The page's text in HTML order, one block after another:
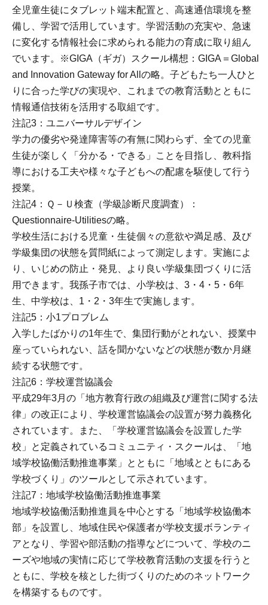
全児童生徒にタブレット端末配置と、高速通信環境を整
備し、学習で活用しています。学習活動の充実や、急速
に変化する情報社会に求められる能力の育成に取り組ん
でいます。※GIGA（ギガ）スクール構想：GIGA＝Global
and Innovation Gateway for Allの略。子どもたち一人ひと
りに合った学びの実現や、これまでの教育活動とともに
情報通信技術を活用する取組です。
注記3：ユニバーサルデザイン
学力の優劣や発達障害等の有無に関わらず、全ての児童
生徒が楽しく「分かる・できる」ことを目指し、教科指
導における工夫や様々な子どもへの配慮を駆使して行う
授業。
注記4：Ｑ－Ｕ検査（学級診断尺度調査）：
Questionnaire-Utilitiesの略。
学校生活における児童・生徒個々の意欲や満足感、及び
学級集団の状態を質問紙によって測定します。実施によ
り、いじめの防止・発見、より良い学級集団づくりに活
用できます。我孫子市では、小学校は、3・4・5・6年
生、中学校は、1・2・3年生で実施します。
注記5：小1プロブレム
入学したばかりの1年生で、集団行動がとれない、授業中
座っていられない、話を聞かないなどの状態が数か月継
続する状態です。
注記6：学校運営協議会
平成29年3月の「地方教育行政の組織及び運営に関する法
律」の改正により、学校運営協議会の設置が努力義務化
されています。また、「学校運営協議会を設置した学
校」と定義されているコミュニティ・スクールは、「地
域学校協働活動推進事業」とともに「地域とともにある
学校づくり」のツールとして示されています。
注記7：地域学校協働活動推進事業
地域学校協働活動推進員を中心とする「地域学校協働本
部」を設置し、地域住民や保護者が学校支援ボランティ
アとなり、学習や部活動の指導などについて、学校のニ
ーズや地域の実情に応じて学校教育活動の支援を行うと
ともに、学校を核とした街づくりのためのネットワーク
を構築するものです。